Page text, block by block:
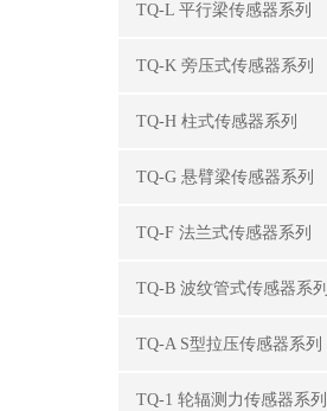
TQ-L 平行梁传感器系列
TQ-K 旁压式传感器系列
TQ-H 柱式传感器系列
TQ-G 悬臂梁传感器系列
TQ-F 法兰式传感器系列
TQ-B 波纹管式传感器系列
TQ-A S型拉压传感器系列
TQ-1 轮辐测力传感器系列